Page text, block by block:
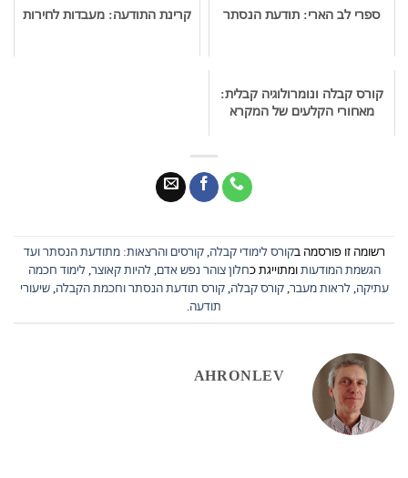
ספרי לב הארי: תודעת הנסתר קרינת התודעה: מעבדות לחירות
קורס קבלה ונומרולוגיה קבלית:
מאחורי הקלעים של המקרא
רשומה זו פורסמה בקורס לימודי קבלה,קורסים והרצאות: מתודעת הנסתר ועד
הגשמת המודעותומתוייגת כחלון צוהר נפש אדם,להיות קאוצר,לימוד חכמה
עתיקה,לראות מעבר,קורס קבלה,קורס תודעת הנסתר וחכמת הקבלה,שיעורי
תודעה.
AHRONLEV